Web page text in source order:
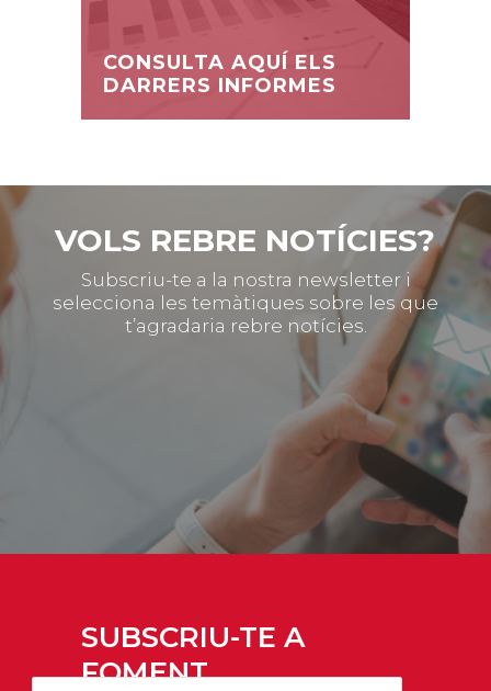
CONSULTA AQUÍ ELS
DARRERS INFORMES
VOLS REBRE NOTÍCIES?
Subscriu-te a la nostra newsletter i
selecciona les temàtiques sobre les que
t’agradaria rebre notícies.
SUBSCRIU-TE A
FOMENT